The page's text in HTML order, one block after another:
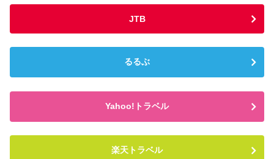
JTB
るるぶ
Yahoo!トラベル
楽天トラベル